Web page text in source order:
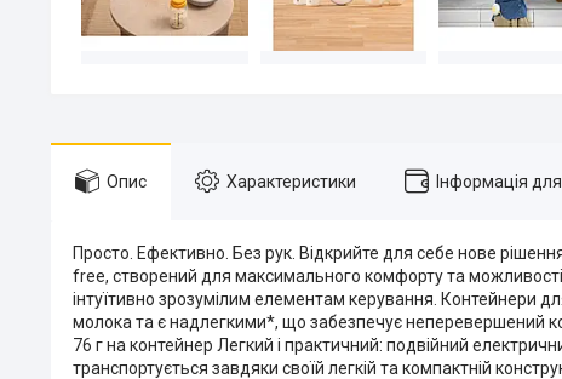
Опис Характеристики Інформація
Просто. Ефективно. Без рук. Відкрийте для себе нове
free, створений для максимального комфорту та
інтуїтивно зрозумілим елементам керування. Контейнери
молока та є надлегкими*, що забезпечує неперевершений
76 г на контейнер Легкий і практичний: подвійний
транспортується завдяки своїй легкій та компактній